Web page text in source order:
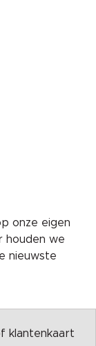
onze eigen
houden we
nieuwste
klantenkaart